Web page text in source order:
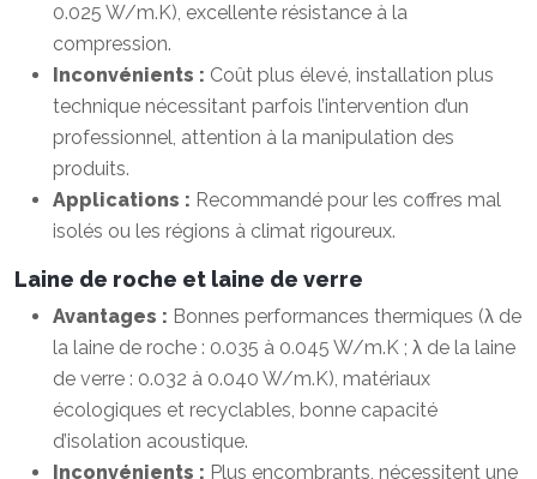
0.025 W/m.K), excellente résistance à la
compression.
Inconvénients : Coût plus élevé, installation plus
technique nécessitant parfois l’intervention d’un
professionnel, attention à la manipulation des
produits.
Applications : Recommandé pour les coffres mal
isolés ou les régions à climat rigoureux.
Laine de roche et laine de verre
Avantages : Bonnes performances thermiques (λ de
la laine de roche : 0.035 à 0.045 W/m.K ; λ de la laine
de verre : 0.032 à 0.040 W/m.K), matériaux
écologiques et recyclables, bonne capacité
d’isolation acoustique.
Inconvénients : Plus encombrants, nécessitent une